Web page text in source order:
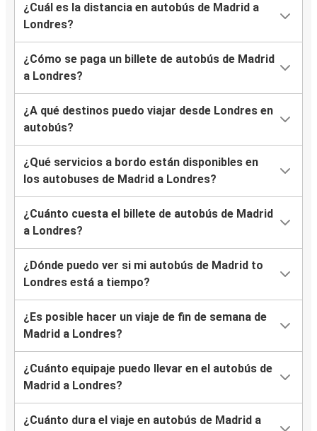
¿Cuál es la distancia en autobús de Madrid a
Londres?
¿Cómo se paga un billete de autobús de Madrid
a Londres?
¿A qué destinos puedo viajar desde Londres en
autobús?
¿Qué servicios a bordo están disponibles en
los autobuses de Madrid a Londres?
¿Cuánto cuesta el billete de autobús de Madrid
a Londres?
¿Dónde puedo ver si mi autobús de Madrid to
Londres está a tiempo?
¿Es posible hacer un viaje de fin de semana de
Madrid a Londres?
¿Cuánto equipaje puedo llevar en el autobús de
Madrid a Londres?
¿Cuánto dura el viaje en autobús de Madrid a